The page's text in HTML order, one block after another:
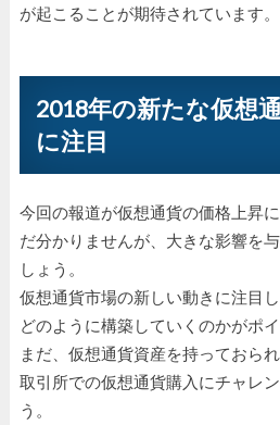
が起こることが期待されています。
2018年の新たな仮想
に注目
今回の報道が仮想通貨の価格上昇
だ分かりませんが、大きな影響を
しょう。
仮想通貨市場の新しい動きに注目
どのように構築していくのかがポ
まだ、仮想通貨資産を持っておら
取引所での仮想通貨購入にチャレ
う。